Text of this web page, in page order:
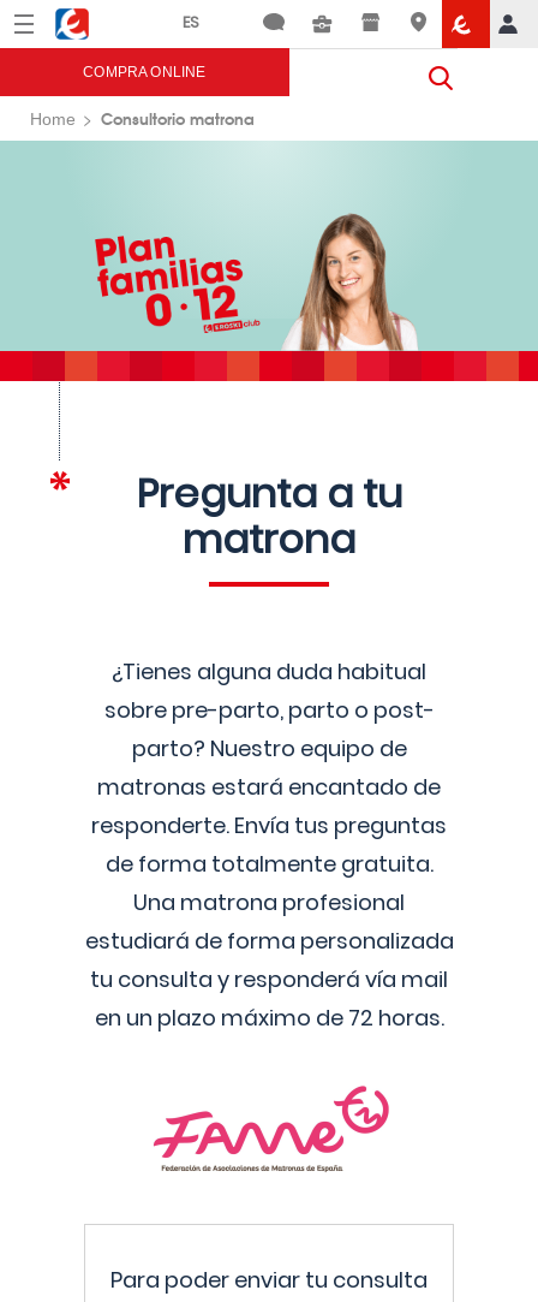
Menú Eroski
COMPRA ONLINE
Home Consultorio matrona
Pregunta a tu
matrona
¿Tienes alguna duda habitual
sobre pre-parto, parto o post-
parto? Nuestro equipo de
matronas estará encantado de
responderte. Envía tus preguntas
de forma totalmente gratuita.
Una matrona profesional
estudiará de forma personalizada
tu consulta y responderá vía mail
en un plazo máximo de 72 horas.
Para poder enviar tu consulta